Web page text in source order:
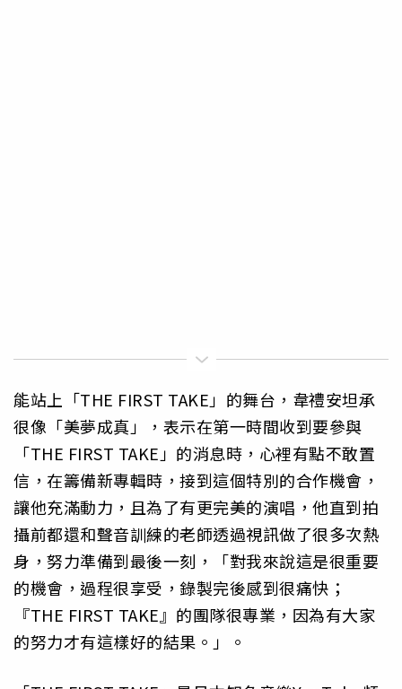
能站上「THE FIRST TAKE」的舞台，韋禮安坦承
很像「美夢成真」，表示在第一時間收到要參與
「THE FIRST TAKE」的消息時，心裡有點不敢置
信，在籌備新專輯時，接到這個特別的合作機會，
讓他充滿動力，且為了有更完美的演唱，他直到拍
攝前都還和聲音訓練的老師透過視訊做了很多次熱
身，努力準備到最後一刻，「對我來說這是很重要
的機會，過程很享受，錄製完後感到很痛快；
『THE FIRST TAKE』的團隊很專業，因為有大家
的努力才有這樣好的結果。」。